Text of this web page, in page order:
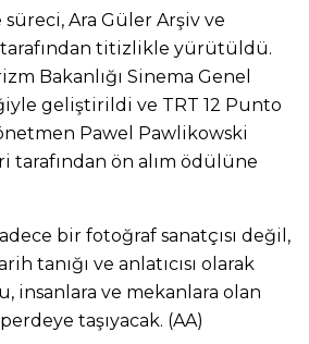
Ara Güler Arşiv ve
tarafından titizlikle yürütüldü.
Bakanlığı Sinema Genel
geliştirildi ve TRT 12 Punto
Pawel Pawlikowski
tarafından ön alım ödülüne
bir fotoğraf sanatçısı değil,
tanığı ve anlatıcısı olarak
insanlara ve mekanlara olan
taşıyacak. (AA)